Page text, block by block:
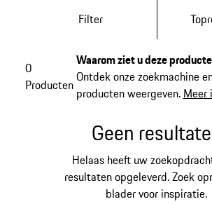
Filter
0
Producten
Waarom ziet u deze
Ontdek onze zoekmachine
producten weergeven. Meer
Geen
Helaas heeft uw
resultaten opgeleverd. Zoek
blader voor inspiratie.